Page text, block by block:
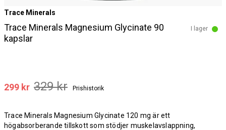
Trace Minerals
Trace Minerals Magnesium Glycinate 90
kapslar
I lager
299 kr 329 kr Prishistorik
Trace Minerals Magnesium Glycinate 120 mg är ett
högabsorberande tillskott som stödjer muskelavslappning,